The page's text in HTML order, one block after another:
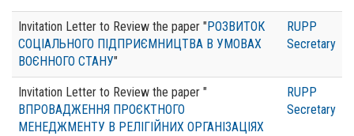
Invitation Letter to Review the paper "РОЗВИТОК
СОЦІАЛЬНОГО ПІДПРИЄМНИЦТВА В УМОВАХ
ВОЄННОГО СТАНУ"
RUPP
Secretary
Invitation Letter to Review the paper "
ВПРОВАДЖЕННЯ ПРОЄКТНОГО
МЕНЕДЖМЕНТУ В РЕЛІГІЙНИХ ОРГАНІЗАЦІЯХ
RUPP
Secretary